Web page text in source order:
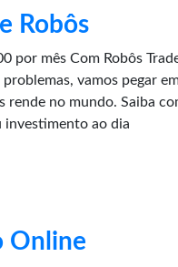
Robôs
por mês Com Robôs
problemas, vamos pegar
rende no mundo. Saiba
investimento ao dia
Online